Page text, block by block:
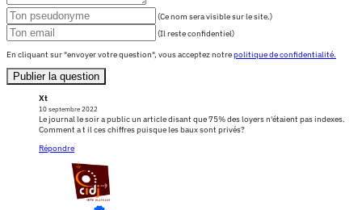
(Ce nom sera visible sur le site.)
(Il reste confidentiel)
En cliquant sur "envoyer votre question", vous acceptez notrepolitique de confidentialité.
Publier la question
Xt
10 septembre 2022
Le journal le soir a public un article disant que 75% des loyers n'étaient pas indexes.
Comment a t il ces chiffres puisque les baux sont privés?
Répondre